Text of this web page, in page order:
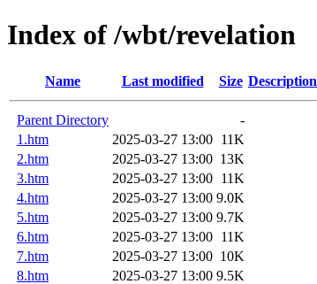
Index of /wbt/revelation
Name Last modified Size Description
Parent Directory
-
1.htm
2025-03-27 13:00 11K
2.htm
2025-03-27 13:00 13K
3.htm
2025-03-27 13:00 11K
4.htm
2025-03-27 13:00 9.0K
5.htm
2025-03-27 13:00 9.7K
6.htm
2025-03-27 13:00 11K
7.htm
2025-03-27 13:00 10K
8.htm
2025-03-27 13:00 9.5K